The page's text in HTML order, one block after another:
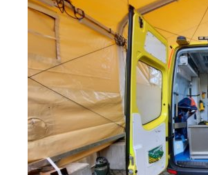
saturation, “cette nouvelle ligne permet de
pour le nettoyage des ambulances liées
zone, Ixelles et Delta“, indique la
commandant de la compagnie CBRN,
gestion de la menace, entre-autres,
Sur place, travaillent des équipes
interviennent normalement pour les
biologiques, radiologiques et nucléaires.
déjà été opérationnels à l’Hôpital militaire,
du premier confinement
“, ajoute-t-elle.